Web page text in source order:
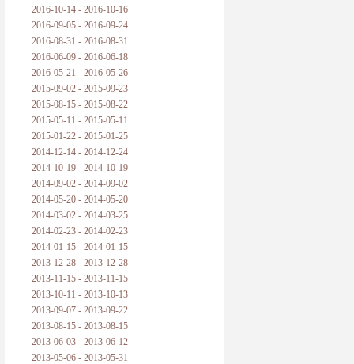
2016-10-14 - 2016-10-16
2016-09-05 - 2016-09-24
2016-08-31 - 2016-08-31
2016-06-09 - 2016-06-18
2016-05-21 - 2016-05-26
2015-09-02 - 2015-09-23
2015-08-15 - 2015-08-22
2015-05-11 - 2015-05-11
2015-01-22 - 2015-01-25
2014-12-14 - 2014-12-24
2014-10-19 - 2014-10-19
2014-09-02 - 2014-09-02
2014-05-20 - 2014-05-20
2014-03-02 - 2014-03-25
2014-02-23 - 2014-02-23
2014-01-15 - 2014-01-15
2013-12-28 - 2013-12-28
2013-11-15 - 2013-11-15
2013-10-11 - 2013-10-13
2013-09-07 - 2013-09-22
2013-08-15 - 2013-08-15
2013-06-03 - 2013-06-12
2013-05-06 - 2013-05-31